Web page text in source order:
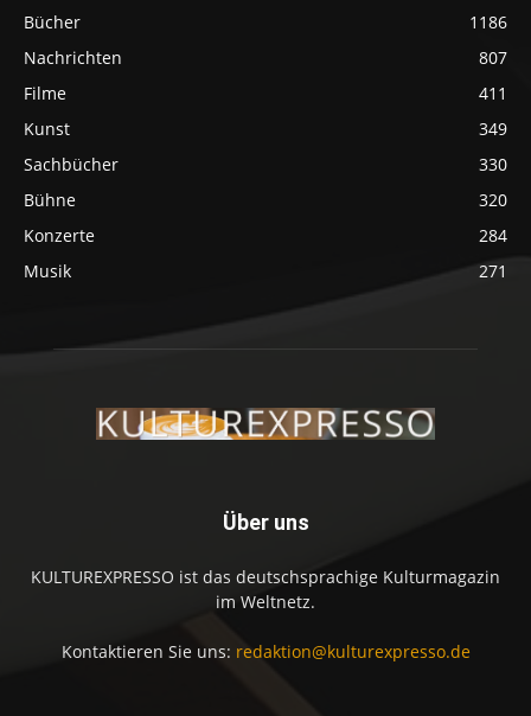
Bücher
1186
Nachrichten
807
Filme
411
Kunst
349
Sachbücher
330
Bühne
320
Konzerte
284
Musik
271
Über uns
KULTUREXPRESSO ist das deutschsprachige Kulturmagazin
im Weltnetz.
Kontaktieren Sie uns: redaktion@kulturexpresso.de